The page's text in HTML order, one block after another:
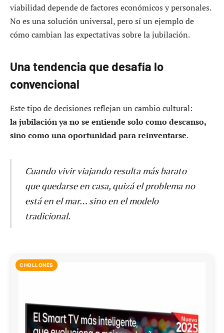
viabilidad depende de factores económicos y personales.
No es una solución universal, pero sí un ejemplo de
cómo cambian las expectativas sobre la jubilación.
Una tendencia que desafía lo
convencional
Este tipo de decisiones reflejan un cambio cultural:
la jubilación ya no se entiende solo como descanso,
sino como una oportunidad para reinventarse.
Cuando vivir viajando resulta más barato
que quedarse en casa, quizá el problema no
está en el mar… sino en el modelo
tradicional.
CHOLLONES